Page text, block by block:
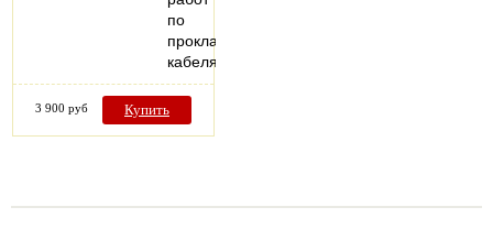
по
прокладке
кабеля…
3 900 руб Купить